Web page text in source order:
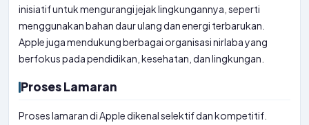
inisiatif untuk mengurangi jejak lingkungannya, seperti
menggunakan bahan daur ulang dan energi terbarukan.
Apple juga mendukung berbagai organisasi nirlaba yang
berfokus pada pendidikan, kesehatan, dan lingkungan.
Proses Lamaran
Proses lamaran di Apple dikenal selektif dan kompetitif.